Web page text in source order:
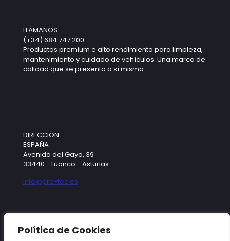
Política de Cookies
LLÁMANOS
(+34) 684 747 200
Productos premium e alto rendimiento para limpieza,
mantenimiento y cuidado de vehículos. Una marca de
calidad que se presenta a sí misma.
DIRECCIÓN
ESPAÑA
Avenida del Gayo, 39
33440 - Luanco - Asturias
info@pro-tec.es